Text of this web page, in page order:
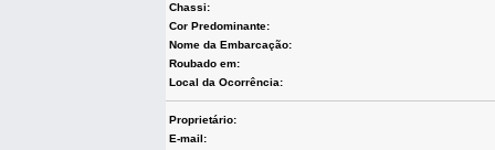
Chassi:
Cor Predominante:
Nome da Embarcação:
Roubado em:
Local da Ocorrência:
Proprietário:
E-mail: